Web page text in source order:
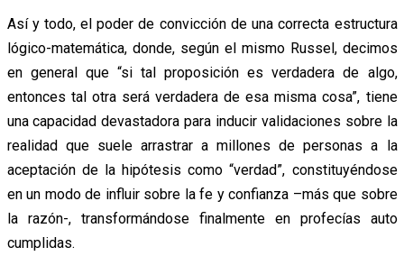
Así y todo, el poder de convicción de una correcta estructura
lógico-matemática, donde, según el mismo Russel, decimos
en general que “si tal proposición es verdadera de algo,
entonces tal otra será verdadera de esa misma cosa”, tiene
una capacidad devastadora para inducir validaciones sobre la
realidad que suele arrastrar a millones de personas a la
aceptación de la hipótesis como “verdad”, constituyéndose
en un modo de influir sobre la fe y confianza –más que sobre
la razón-, transformándose finalmente en profecías auto
cumplidas.